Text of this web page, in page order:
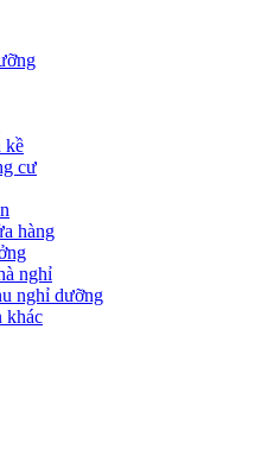
kề
cư
hàng
nghỉ
nghỉ dưỡng
khác